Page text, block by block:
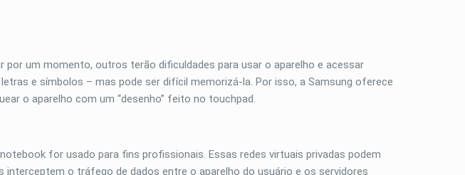
um momento, outros terão dificuldades para usar o aparelho e acessar
e símbolos – mas pode ser difícil memorizá-la. Por isso, a Samsung oferece
o aparelho com um “desenho” feito no touchpad.
for usado para fins profissionais. Essas redes virtuais privadas podem
interceptem o tráfego de dados entre o aparelho do usuário e os servidores